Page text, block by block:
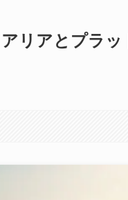
リアとプラ